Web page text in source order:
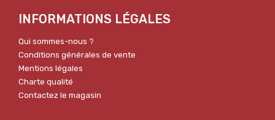
INFORMATIONS LÉGALES
Qui sommes-nous ?
Conditions générales de vente
Mentions légales
Charte qualité
Contactez le magasin